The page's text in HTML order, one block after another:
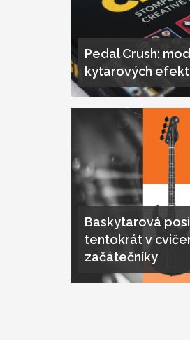
Pedal Crush:
kytarových
Baskytarová
tentokrát v
začátečníky